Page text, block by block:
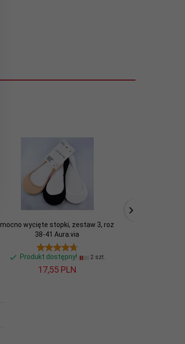
mocno wycięte stopki, zestaw 3, roz
38-41 Aura.via
Produkt dostępny! 2 szt.
17,55 PLN